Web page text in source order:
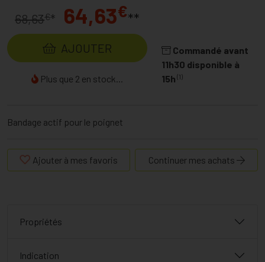
68,63€* 64,63€**
AJOUTER
Plus que 2 en stock...
Commandé avant
11h30 disponible à
15h (1)
Bandage actif pour le poignet
Ajouter à mes favoris Continuer mes achats
Propriétés
Indication